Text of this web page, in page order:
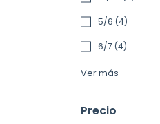
5/6 (4)
6/7 (4)
Ver más
Precio